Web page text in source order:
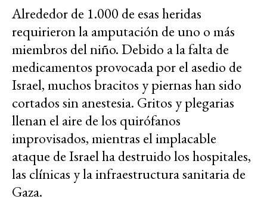
Alrededor de 1.000 de esas heridas
requirieron la amputación de uno o más
miembros del niño. Debido a la falta de
medicamentos provocada por el asedio de
Israel, muchos bracitos y piernas han sido
cortados sin anestesia. Gritos y plegarias
llenan el aire de los quirófanos
improvisados, mientras el implacable
ataque de Israel ha destruido los hospitales,
las clínicas y la infraestructura sanitaria de
Gaza.